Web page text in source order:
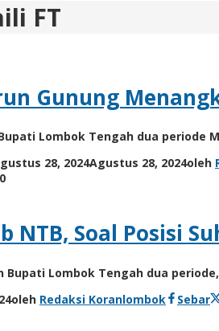
FT
Gunung
Bupati Lombok Tengah dua
28, 2024Agustus 28, 2024oleh
NTB, Soal Posisi
Bupati Lombok Tengah dua
oleh Redaksi Koranlombok Sebar